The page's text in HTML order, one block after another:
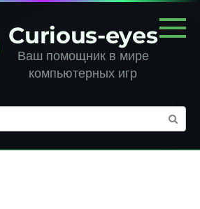
Curious-eyes
Ваш помощник в мире
компьютерных игр